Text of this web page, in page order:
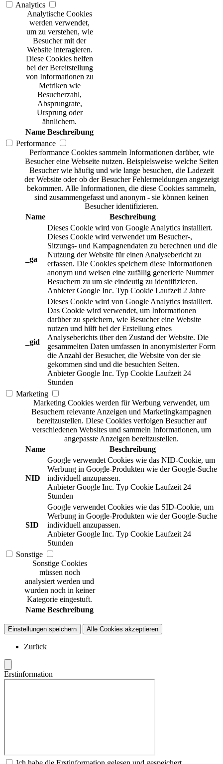
Analytics
Analytische Cookies
werden verwendet,
um zu verstehen, wie
Besucher mit der
Website interagieren.
Diese Cookies helfen
bei der Bereitstellung
von Informationen zu
Metriken wie
Besucherzahl,
Absprungrate,
Ursprung oder
ähnlichem.
Name Beschreibung
Performance
Performance Cookies sammeln Informationen darüber, wie
Besucher eine Webseite nutzen. Beispielsweise welche Seiten
Besucher wie häufig und wie lange besuchen, die Ladezeit
der Website oder ob der Besucher Fehlermeldungen angezeigt
bekommen. Alle Informationen, die diese Cookies sammeln,
sind zusammengefasst und anonym - sie können keinen
Besucher identifizieren.
Name
Beschreibung
_ga
Dieses Cookie wird von Google Analytics installiert.
Dieses Cookie wird verwendet um Besucher-,
Sitzungs- und Kampagnendaten zu berechnen und die
Nutzung der Website für einen Analysebericht zu
erfassen. Die Cookies speichern diese Informationen
anonym und weisen eine zufällig generierte Nummer
Besuchern zu um sie eindeutig zu identifizieren.
Anbieter Google Inc. Typ Cookie Laufzeit 2 Jahre
_gid
Dieses Cookie wird von Google Analytics installiert.
Das Cookie wird verwendet, um Informationen
darüber zu speichern, wie Besucher eine Website
nutzen und hilft bei der Erstellung eines
Analyseberichts über den Zustand der Website. Die
gesammelten Daten umfassen in anonymisierter Form
die Anzahl der Besucher, die Website von der sie
gekommen sind und die besuchten Seiten.
Anbieter Google Inc. Typ Cookie Laufzeit 24
Stunden
Marketing
Marketing Cookies werden für Werbung verwendet, um
Besuchern relevante Anzeigen und Marketingkampagnen
bereitzustellen. Diese Cookies verfolgen Besucher auf
verschiedenen Websites und sammeln Informationen, um
angepasste Anzeigen bereitzustellen.
Name
Beschreibung
NID
Google verwendet Cookies wie das NID-Cookie, um
Werbung in Google-Produkten wie der Google-Suche
individuell anzupassen.
Anbieter Google Inc. Typ Cookie Laufzeit 24
Stunden
SID
Google verwendet Cookies wie das SID-Cookie, um
Werbung in Google-Produkten wie der Google-Suche
individuell anzupassen.
Anbieter Google Inc. Typ Cookie Laufzeit 24
Stunden
Sonstige
Sonstige Cookies
müssen noch
analysiert werden und
wurden noch in keiner
Kategorie eingestuft.
Name Beschreibung
Einstellungen speichern Alle Cookies akzeptieren
Zurück
Erstinformation